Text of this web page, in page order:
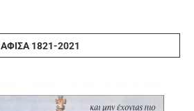
ΑΦΊΣΑ 1821-2021